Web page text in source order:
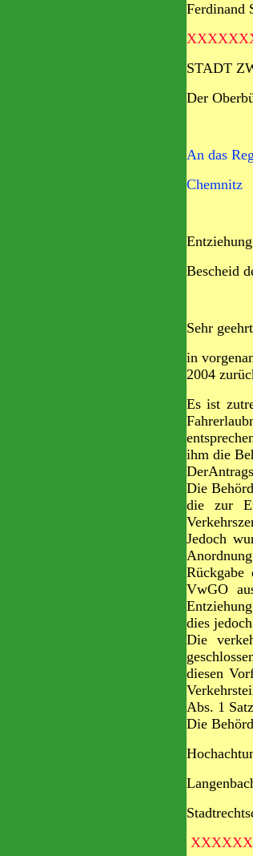
Ferdinand
Der
An das
Chemnitz
Bescheid
Sehr
in
2004
Es ist
ihm die
Die
die zur
Jedoch
Rückgabe
VwGO
dies
Die
diesen
Abs. 1
Die